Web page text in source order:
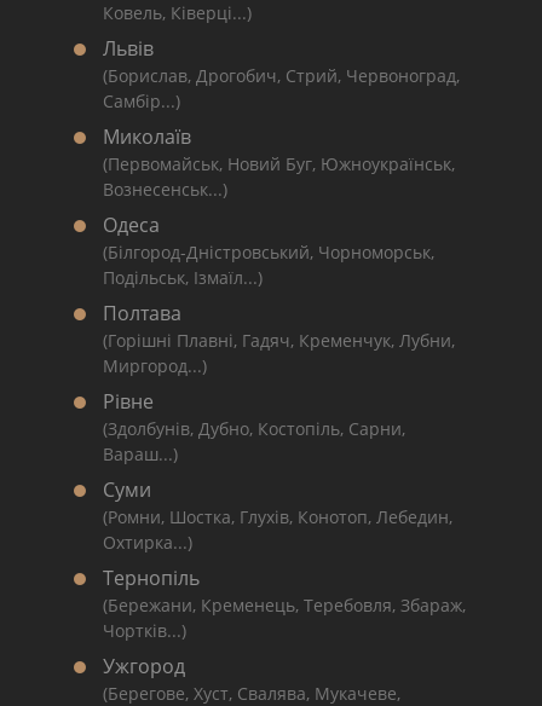
Ковель, Ківерці...)
Львів
(Борислав, Дрогобич, Стрий, Червоноград,
Самбір...)
Миколаїв
(Первомайськ, Новий Буг, Южноукраїнськ,
Вознесенськ...)
Одеса
(Білгород-Дністровський, Чорноморськ,
Подільськ, Ізмаїл...)
Полтава
(Горішні Плавні, Гадяч, Кременчук, Лубни,
Миргород...)
Рівне
(Здолбунів, Дубно, Костопіль, Сарни,
Вараш...)
Суми
(Ромни, Шостка, Глухів, Конотоп, Лебедин,
Охтирка...)
Тернопіль
(Бережани, Кременець, Теребовля, Збараж,
Чортків...)
Ужгород
(Берегове, Хуст, Свалява, Мукачеве,